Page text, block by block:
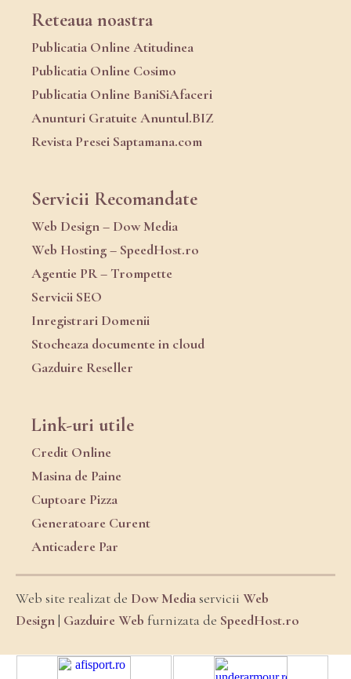
Reteaua noastra
Publicatia Online Atitudinea
Publicatia Online Cosimo
Publicatia Online BaniSiAfaceri
Anunturi Gratuite Anuntul.BIZ
Revista Presei Saptamana.com
Servicii Recomandate
Web Design – Dow Media
Web Hosting – SpeedHost.ro
Agentie PR – Trompette
Servicii SEO
Inregistrari Domenii
Stocheaza documente in cloud
Gazduire Reseller
Link-uri utile
Credit Online
Masina de Paine
Cuptoare Pizza
Generatoare Curent
Anticadere Par
Web site realizat de Dow Mediaservicii Web
Design| Gazduire Web furnizata de SpeedHost.ro